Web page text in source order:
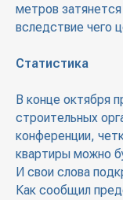
метров
вследствие чего
Статистика
В конце октября
строительных
конференции,
квартиры можно
И свои слова
Как сообщил